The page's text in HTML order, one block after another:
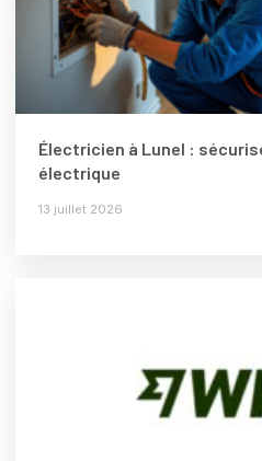
Électricien à Lunel :
électrique
13 juillet 2026